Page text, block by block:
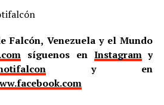
Falcón, Venezuela y el Mundo
síguenos en Instagramy
y en